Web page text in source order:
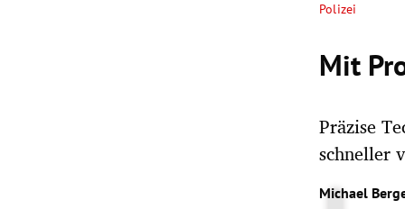
Polizei
Mit
Präzise
schneller
Michael